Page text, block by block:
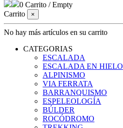
0 Carrito /Empty
Carrito
×
No hay más artículos en su carrito
CATEGORIAS
ESCALADA
ESCALADA EN HIELO
ALPINISMO
VIA FERRATA
BARRANQUISMO
ESPELEOLOGÍA
BÚLDER
ROCÓDROMO